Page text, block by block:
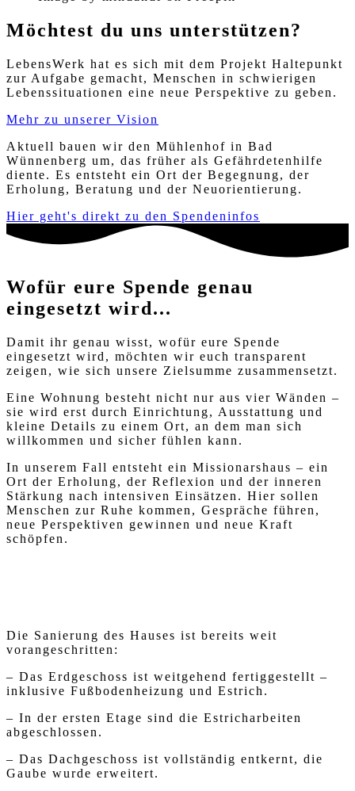
Möchtest du uns unterstützen?
LebensWerk hat es sich mit dem Projekt Haltepunkt
zur Aufgabe gemacht, Menschen in schwierigen
Lebenssituationen eine neue Perspektive zu geben.
Mehr zu unserer Vision
Aktuell bauen wir den Mühlenhof in Bad
Wünnenberg um, das früher als Gefährdetenhilfe
diente. Es entsteht ein Ort der Begegnung, der
Erholung, Beratung und der Neuorientierung.
Hier geht's direkt zu den Spendeninfos
Wofür eure Spende genau
eingesetzt wird...
Damit ihr genau wisst, wofür eure Spende
eingesetzt wird, möchten wir euch transparent
zeigen, wie sich unsere Zielsumme zusammensetzt.
Eine Wohnung besteht nicht nur aus vier Wänden –
sie wird erst durch Einrichtung, Ausstattung und
kleine Details zu einem Ort, an dem man sich
willkommen und sicher fühlen kann.
In unserem Fall entsteht ein Missionarshaus – ein
Ort der Erholung, der Reflexion und der inneren
Stärkung nach intensiven Einsätzen. Hier sollen
Menschen zur Ruhe kommen, Gespräche führen,
neue Perspektiven gewinnen und neue Kraft
schöpfen.
Die Sanierung des Hauses ist bereits weit
vorangeschritten:
– Das Erdgeschoss ist weitgehend fertiggestellt –
inklusive Fußbodenheizung und Estrich.
– In der ersten Etage sind die Estricharbeiten
abgeschlossen.
– Das Dachgeschoss ist vollständig entkernt, die
Gaube wurde erweitert.